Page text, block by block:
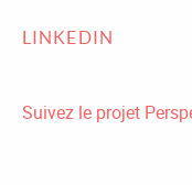
LINKEDIN
Suivez le projet